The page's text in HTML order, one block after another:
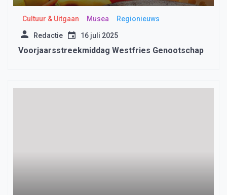
Cultuur & Uitgaan Musea Regionieuws
Redactie 16 juli 2025
Voorjaarsstreekmiddag Westfries Genootschap